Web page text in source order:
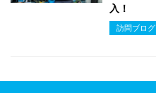
入！
訪問ブログ